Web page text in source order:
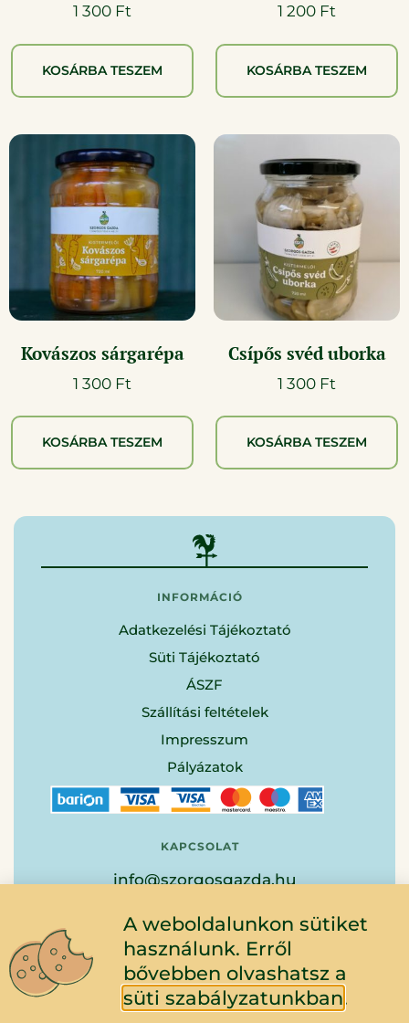
1 300 Ft
KOSÁRBA TESZEM
1 200 Ft
KOSÁRBA TESZEM
Kovászos sárgarépa
1 300 Ft
KOSÁRBA TESZEM
Csípős svéd uborka
1 300 Ft
KOSÁRBA TESZEM
INFORMÁCIÓ
Adatkezelési Tájékoztató
Süti Tájékoztató
ÁSZF
Szállítási feltételek
Impresszum
Pályázatok
KAPCSOLAT
info@szorgosgazda.hu
+36-20-522-9904
ÚTVONALTERVEZÉS
A weboldalunkon sütiket
használunk. Erről
bővebben olvashatsz a
süti szabályzatunkban.